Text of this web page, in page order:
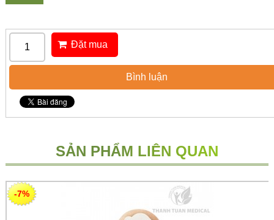
Đặt mua
Bình luận
SẢN PHẨM LIÊN QUAN
-7%